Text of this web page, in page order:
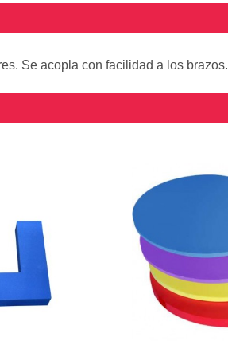
Se acopla con facilidad a los brazos.